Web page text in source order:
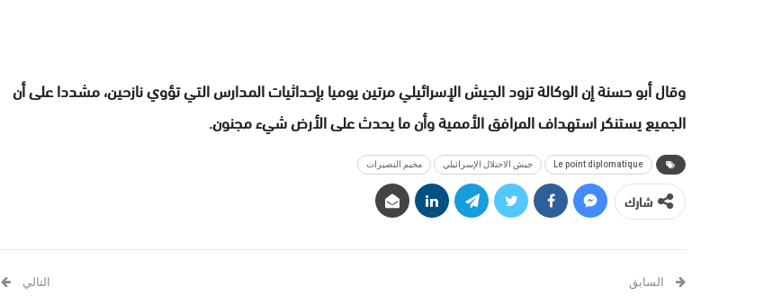
وقال أبو حسنة إن الوكالة تزود الجيش الإسرائيلي مرتين يوميا بإحداثيات المدارس التي تؤوي نازحين، مشددا على أن
الجميع يستنكر استهداف المرافق الأممية وأن ما يحدث على الأرض شيء مجنون.
Le point diplomatique جيش الاحتلال الإسرائيلي مخيم النصيرات
شارك
السابق التالي